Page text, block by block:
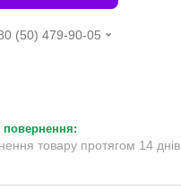
(50) 479-90-05
товару протягом 14 днів